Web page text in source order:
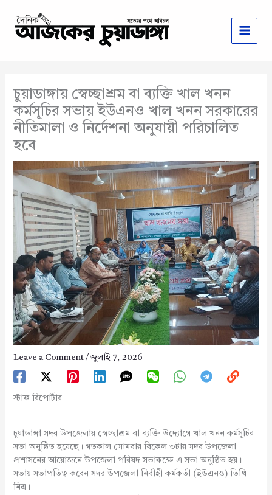
content
চুয়াডাঙ্গায় স্বেচ্ছাশ্রম বা ব্যক্তি খাল খনন
কর্মসূচির সভায় ইউএনও খাল খনন সরকারের
নীতিমালা ও নির্দেশনা অনুযায়ী পরিচালিত
হবে
Leave a Comment /জুলাই 7, 2026
স্টাফ রিপোর্টার
চুয়াডাঙ্গা সদর উপজেলায় স্বেচ্ছাশ্রম বা ব্যক্তি উদ্যোগে খাল খনন কর্মসূচির
সভা অনুষ্ঠিত হয়েছে। গতকাল সোমবার বিকেল ৩টায় সদর উপজেলা
প্রশাসনের আয়োজনে উপজেলা পরিষদ সভাকক্ষে এ সভা অনুষ্ঠিত হয়।
সভায় সভাপতিত্ব করেন সদর উপজেলা নির্বাহী কর্মকর্তা (ইউএনও) তিথি
মিত্র।